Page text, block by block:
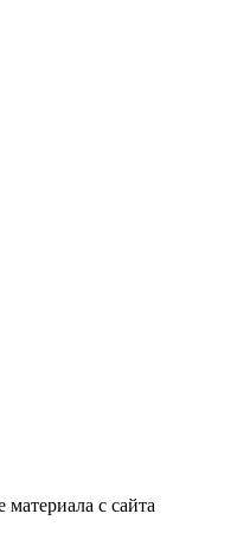
с сайта